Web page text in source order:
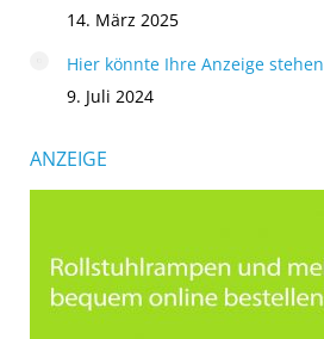
14. März 2025
Hier könnte Ihre Anzeige stehen
9. Juli 2024
ANZEIGE